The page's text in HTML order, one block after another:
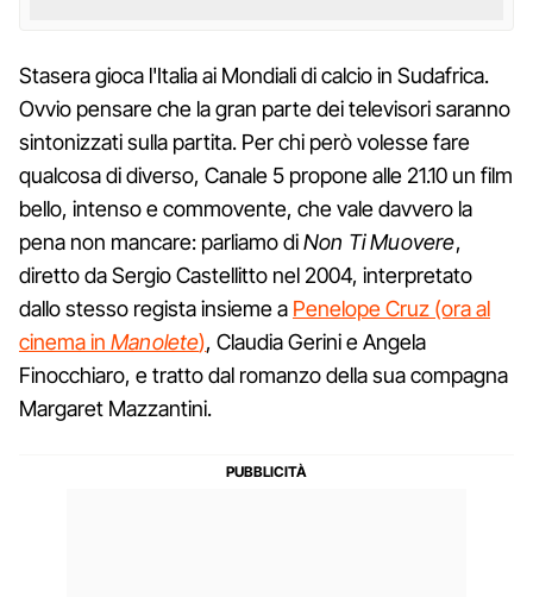
Stasera gioca l'Italia ai Mondiali di calcio in Sudafrica.
Ovvio pensare che la gran parte dei televisori saranno
sintonizzati sulla partita. Per chi però volesse fare
qualcosa di diverso, Canale 5 propone alle 21.10 un film
bello, intenso e commovente, che vale davvero la
pena non mancare: parliamo diNon Ti Muovere,
diretto da Sergio Castellitto nel 2004, interpretato
dallo stesso regista insieme a Penelope Cruz (ora al
cinema in Manolete), Claudia Gerini e Angela
Finocchiaro, e tratto dal romanzo della sua compagna
Margaret Mazzantini.